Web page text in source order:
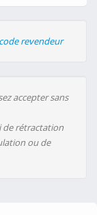
revendeur
accepter sans
de rétractation
ou de